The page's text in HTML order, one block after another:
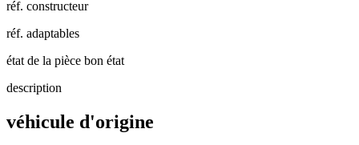
réf. constructeur
réf. adaptables
état de la pièce bon état
description
véhicule d'origine